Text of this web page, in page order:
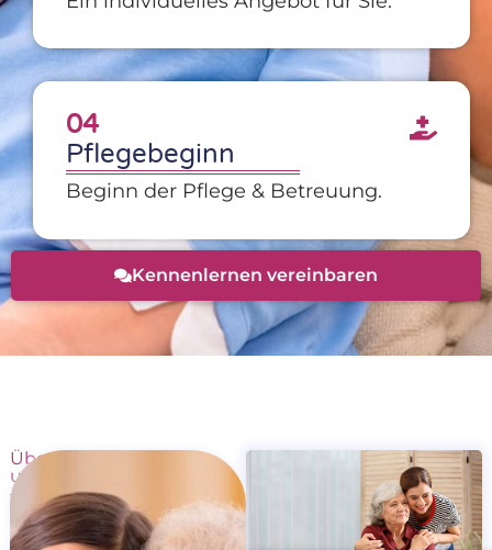
04
Pflegebeginn
Beginn der Pflege & Betreuung.
Kennenlernen vereinbaren
Über
uns
–
Ambulanter
Pflegedienst
Eschert